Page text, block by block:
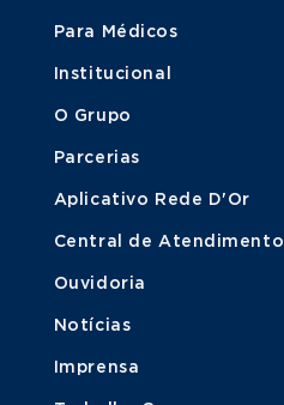
Para Médicos
Institucional
O Grupo
Parcerias
Aplicativo Rede D'Or
Central de Atendimento
Ouvidoria
Notícias
Imprensa